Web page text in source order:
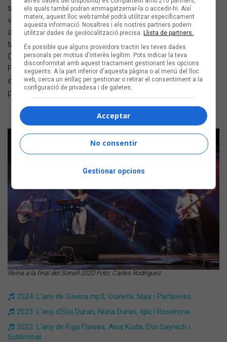
sala La Mirona. Van actuarReïna,Les BuchiLles, amb la
veu convidada deMaria Jaume, que va cloure un concert
a porta tancada que es va poder seguir en estríming a
través del canal de YouTube d’Enderrock. La càlida veu de
Carme Vives i les lletres de Biel Riera van proclamar el
Premi Sona9 per a Reïna. Tot plegat els va possibilitar
enregistrar el disc de debut,Arts marcials, amb la
producció de Lluís Cabot.
Reïna a la final del Sona9 2020 Foto: Carles Rodríguez
2024: L'any de Gavina.mp3, Ouineta, Naia i Partiperes
2023: L'any d'Eloi Duran, Núria Duran, Iglú i Roserona
2022: L'any de Figa Flawas, Aina Koda, Eloi Sayrach i
Subliminal
els quals també podran emmagatzemar-la o accedir-hi. Així
mateix, aquest lloc web també podrà utilitzar específicament
aquesta informació. Nosaltres i els nostres partners podem
utilitzar dades de geolocalització precisa. Llista de partners.
És possible que alguns proveïdors tractin les teves dades
personals per motius d'interès legítim. Pots indicar la teva
disconformitat amb aquest tractament gestionant les opcions
següents. A la part inferior d'aquesta pàgina o al menú del lloc
web, cerca un enllaç per gestionar o retirar el consentiment a la
configuració de privadesa i de galetes.
Acceptar
No consentir
Gestionar opcions